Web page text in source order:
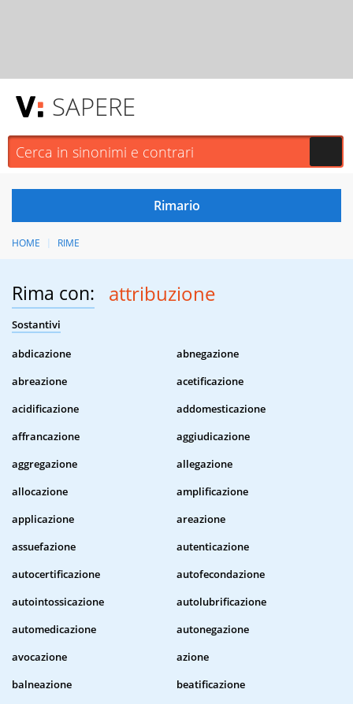
SAPERE
HOME RIME
Rima con: attribuzione
Sostantivi
abdicazione
abnegazione
abreazione
acetificazione
acidificazione
addomesticazione
affrancazione
aggiudicazione
aggregazione
allegazione
allocazione
amplificazione
applicazione
areazione
assuefazione
autenticazione
autocertificazione
autofecondazione
autointossicazione
autolubrificazione
automedicazione
autonegazione
avocazione
azione
balneazione
beatificazione